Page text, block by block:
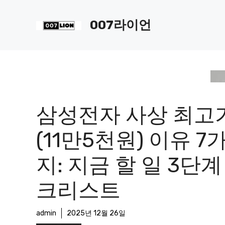
007라이언
삼성전자 사상 최고
(11만5천원) 이유 7
지: 지금 할 일 3단계
크리스트
admin 2025년 12월 26일